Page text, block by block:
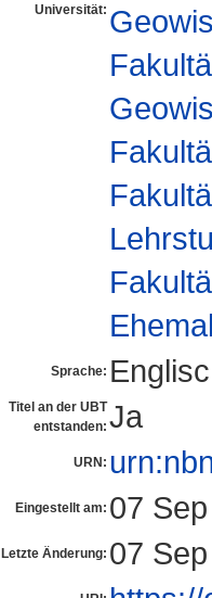
Universität:
Sprache:
Titel an der UBT
entstanden: Ja
URN:
Eingestellt am: 07
Letzte Änderung: 07